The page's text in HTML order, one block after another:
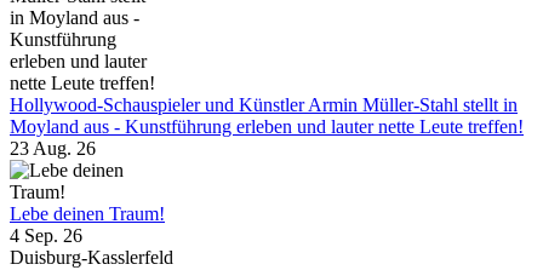
Hollywood-Schauspieler und Künstler Armin Müller-Stahl stellt in
Moyland aus - Kunstführung erleben und lauter nette Leute treffen!
23 Aug. 26
Lebe deinen Traum!
4 Sep. 26
Duisburg-Kasslerfeld